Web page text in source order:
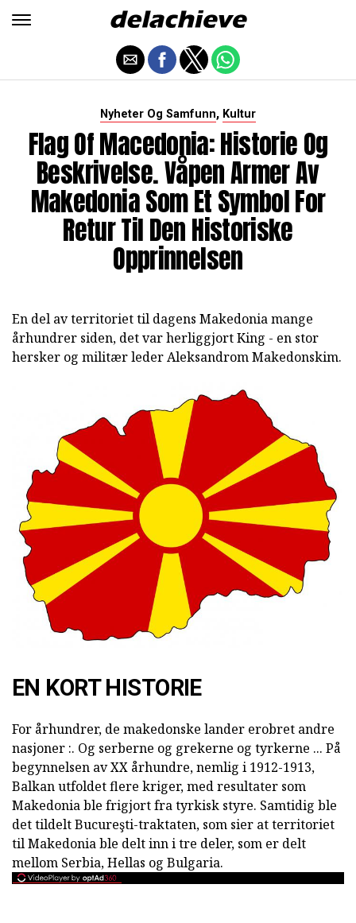
Nyheter Og Samfunn, Kultur
Flag Of Macedonia: Historie Og
Beskrivelse. Våpen Armer Av
Makedonia Som Et Symbol For
Retur Til Den Historiske
Opprinnelsen
En del av territoriet til dagens Makedonia mange
århundrer siden, det var herliggjort King - en stor
hersker og militær leder Aleksandrom Makedonskim.
EN KORT HISTORIE
For århundrer, de makedonske lander erobret andre
nasjoner :. Og serberne og grekerne og tyrkerne ... På
begynnelsen av XX århundre, nemlig i 1912-1913,
Balkan utfoldet flere kriger, med resultater som
Makedonia ble frigjort fra tyrkisk styre. Samtidig ble
det tildelt Bucureşti-traktaten, som sier at territoriet
til Makedonia ble delt inn i tre deler, som er delt
mellom Serbia, Hellas og Bulgaria.